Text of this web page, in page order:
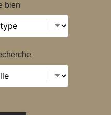
bien